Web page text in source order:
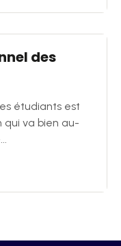
des
étudiants est
qui va bien au-